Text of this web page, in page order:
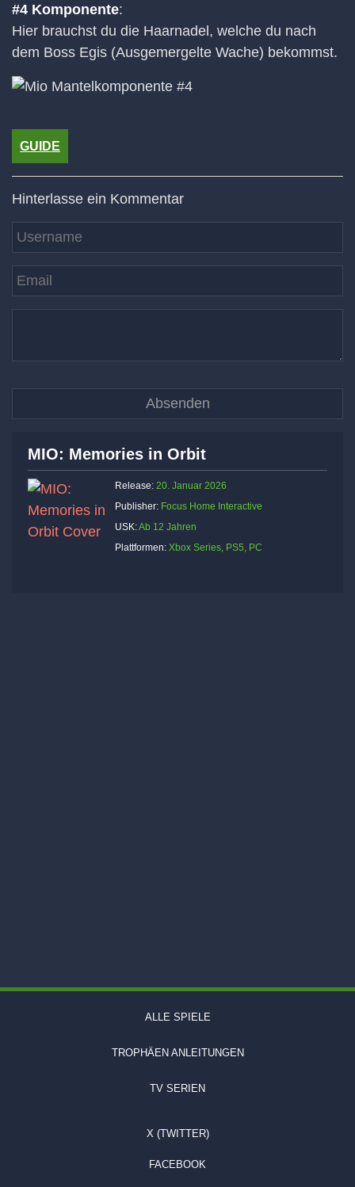
#4 Komponente:
Hier brauchst du die Haarnadel, welche du nach
dem Boss Egis (Ausgemergelte Wache) bekommst.
GUIDE
Hinterlasse ein Kommentar
MIO: Memories in Orbit
Release: 20. Januar 2026
Publisher: Focus Home Interactive
USK:Ab 12 Jahren
Plattformen: Xbox Series, PS5, PC
ALLE SPIELE
TROPHÄEN ANLEITUNGEN
TV SERIEN
X (TWITTER)
FACEBOOK